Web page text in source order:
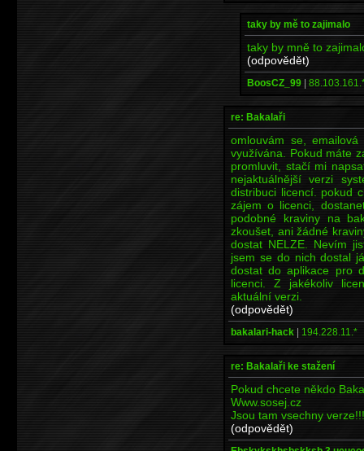
taky by mě to zajimalo
taky by mně to
(odpovědět)
BoosCZ_99 |
re: Bakalaři
omlouvám se, emailová
využívána. Pokud máte
promluvit, stačí mi
nejaktuálnější verzi
distribuci licencí. pokud
zájem o licenci,
podobné kraviny na
zkoušet, ani žádné
dostat NELZE. Nevím
jsem se do nich dostal
dostat do aplikace pro
licenci. Z jakékoliv
aktuální verzi.
(odpovědět)
bakalari-hack | 194.228.11.*
re: Bakalaři ke stažení
Pokud chcete někdo
Www.sosej.cz
Jsou tam vsechny verze!!!
(odpovědět)